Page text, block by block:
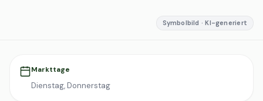
Symbolbild · KI-generiert
Markttage
Dienstag, Donnerstag